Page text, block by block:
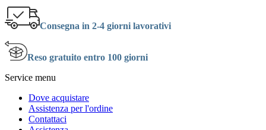
Consegna in 2-4 giorni lavorativi
Reso gratuito entro 100 giorni
Service menu
Dove acquistare
Assistenza per l'ordine
Contattaci